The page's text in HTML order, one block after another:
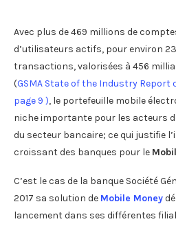
Avec plus de 469 millions de
d’utilisateurs actifs, pour environ
transactions, valorisées à 456
(GSMA State of the Industry Report
page 9 ), le portefeuille mobile
niche importante pour les acteurs
du secteur bancaire; ce qui justifie
croissant des banques pour le
C’est le cas de la banque Société
2017 sa solution de Mobile Money
lancement dans ses différentes